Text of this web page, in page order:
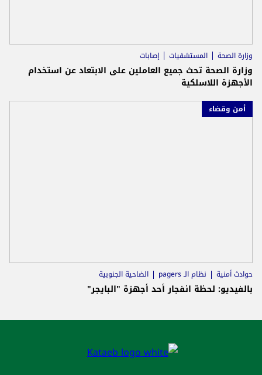
وزارة الصحة المستشفيات إصابات
وزارة الصحة تحث جميع العاملين على الابتعاد عن استخدام
الأجهزة اللاسلكية
أمن وقضاء
حوادث أمنية نظام الـ pagers الضاحية الجنوبية
بالفيديو: لحظة انفجار أحد أجهزة "البايجر"